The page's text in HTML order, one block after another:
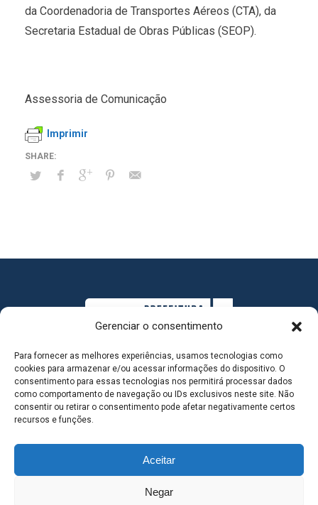
Gerenciar o consentimento
Para fornecer as melhores experiências, usamos tecnologias como
cookies para armazenar e/ou acessar informações do dispositivo. O
consentimento para essas tecnologias nos permitirá processar dados
como comportamento de navegação ou IDs exclusivos neste site. Não
consentir ou retirar o consentimento pode afetar negativamente certos
recursos e funções.
Aceitar
Negar
da Coordenadoria de Transportes Aéreos (CTA), da
Secretaria Estadual de Obras Públicas (SEOP).
Assessoria de Comunicação
Imprimir
MAPA DO SITE
SEDE DO ADMINISTRATIVO MUNICIPAL - Avenida